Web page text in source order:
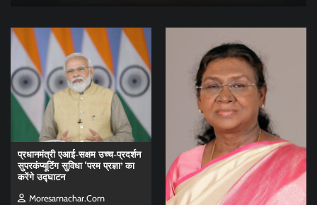
प्रधानमंत्री एआई-सक्षम उच्च-प्रदर्शन
सुपरकंप्यूटिंग सुविधा ‘परम प्रज्ञा’ का
करेंगे उद्घाटन
Moresamachar.com